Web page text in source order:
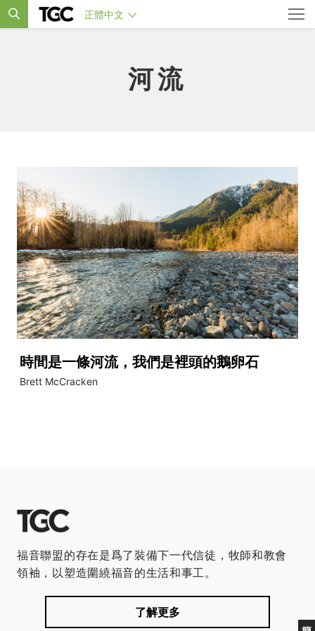
正體中文
河流
時間是一條河流，我們是裡頭的鵝卵石
Brett McCracken
福音聯盟的存在是爲了裝備下一代信徒，牧師和教會
領袖，以塑造圍繞福音的生活和事工。
了解更多